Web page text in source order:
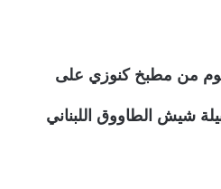
من مطبخ كنوزي على
شيش الطاووق اللبناني